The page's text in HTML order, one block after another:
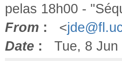
pelas 18h00 -
From : <
Date : Tue, 8 Jun